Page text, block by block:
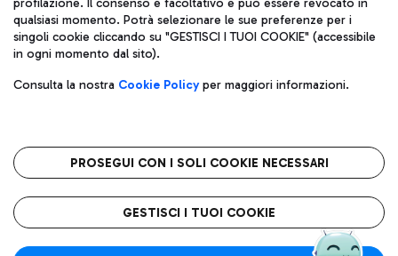
IVA 06572251004
Capitale sociale 62.224.743,00 int. vers.
Sede legale: Via Pier Paolo Racchetti 1 - 00054 Fiumicino (RM)
telefono +39 06 65951
Privacy policy
Note legali
Roma FCO
L'aeroporto stellato
profilazione. Il consenso è facoltativo e può essere revocato in
qualsiasi momento. Potrà selezionare le sue preferenze per i
singoli cookie cliccando su "GESTISCI I TUOI COOKIE" (accessibile
in ogni momento dal sito).
Consulta la nostra Cookie Policyper maggiori informazioni.
PROSEGUI CON I SOLI COOKIE NECESSARI
GESTISCI I TUOI COOKIE